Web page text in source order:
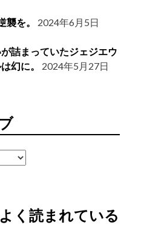
襲を。 2024年6月5日
詰まっていたジェジエウ
幻に。
2024年5月27日
く読まれている